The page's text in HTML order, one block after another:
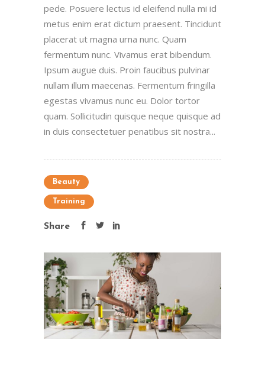
pede. Posuere lectus id eleifend nulla mi id
metus enim erat dictum praesent. Tincidunt
placerat ut magna urna nunc. Quam
fermentum nunc. Vivamus erat bibendum.
Ipsum augue duis. Proin faucibus pulvinar
nullam illum maecenas. Fermentum fringilla
egestas vivamus nunc eu. Dolor tortor
quam. Sollicitudin quisque neque quisque ad
in duis consectetuer penatibus sit nostra...
Beauty
Training
Share